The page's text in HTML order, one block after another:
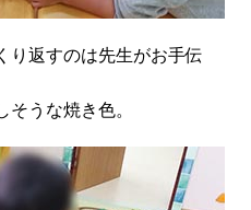
り返すのは先生がお手伝
うな焼き色。